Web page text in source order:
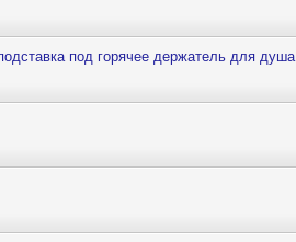
под горячее держатель для душа